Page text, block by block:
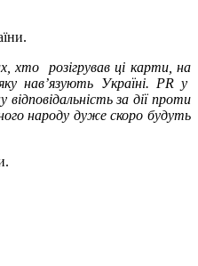
хто розігрував ці карти, на
нав’язують Україні. PR у
відповідальність за дії проти
народу дуже скоро будуть